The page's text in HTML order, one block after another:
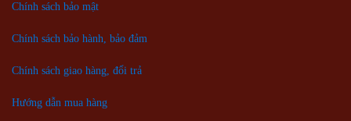
Chính sách bảo mật
Chính sách bảo hành, bảo đảm
Chính sách giao hàng, đổi trả
Hướng dẫn mua hàng